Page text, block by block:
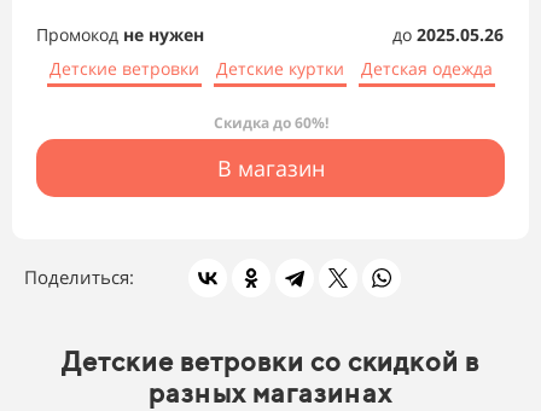
Промокод не нужен до 2025.05.26
Детские ветровки
Детские куртки Детская одежда
Скидка до 60%!
В магазин
Поделиться:
Детские ветровки со скидкой в
разных магазинах